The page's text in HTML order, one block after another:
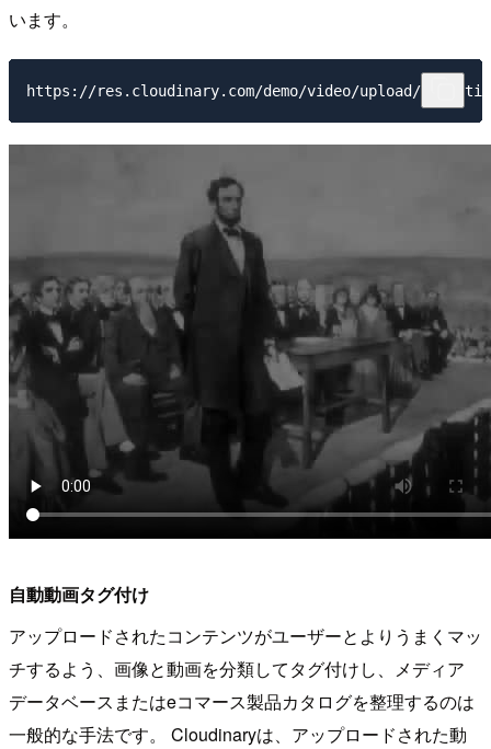
います。
https://res.cloudinary.com/demo/video/upload/
自動動画タグ付け
アップロードされたコンテンツがユーザーとよりうまくマッ
チするよう、画像と動画を分類してタグ付けし、メディア
データベースまたはeコマース製品カタログを整理するのは
一般的な手法です。 Cloudinaryは、アップロードされた動